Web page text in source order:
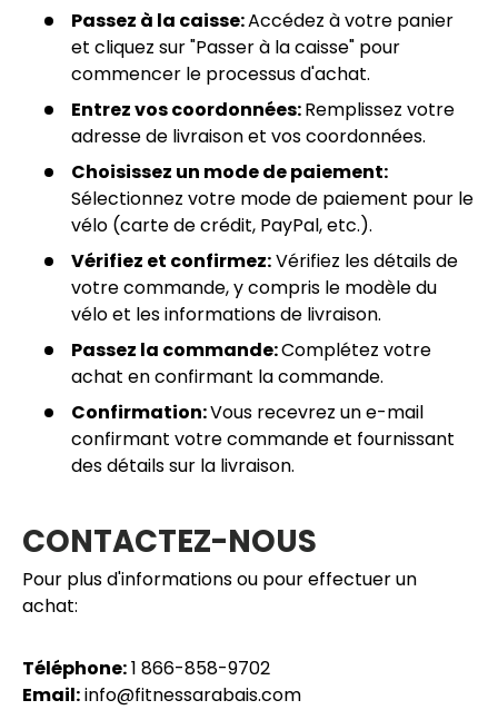
Passez à la caisse:Accédez à votre panier
et cliquez sur "Passer à la caisse" pour
commencer le processus d'achat.
Entrez vos coordonnées:Remplissez votre
adresse de livraison et vos coordonnées.
Choisissez un mode de paiement:
Sélectionnez votre mode de paiement pour le
vélo (carte de crédit, PayPal, etc.).
Vérifiez et confirmez:Vérifiez les détails de
votre commande, y compris le modèle du
vélo et les informations de livraison.
Passez la commande:Complétez votre
achat en confirmant la commande.
Confirmation:Vous recevrez un e-mail
confirmant votre commande et fournissant
des détails sur la livraison.
CONTACTEZ-NOUS
Pour plus d'informations ou pour effectuer un
achat:
Téléphone:1 866-858-9702
Email:info@fitnessarabais.com